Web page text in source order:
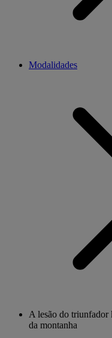
Modalidades
A lesão do triunfador
da montanha